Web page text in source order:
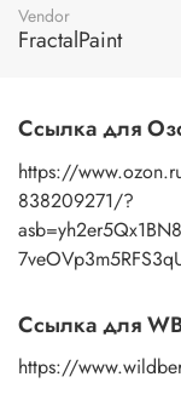
трафарет под
просушить
Vendor
FractalPaint
Ссылка для
https://
838209271/?
Ссылка для
https://